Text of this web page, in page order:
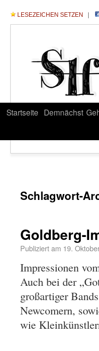
LESEZEICHEN SETZEN
Startseite Demnächst
Schlagwort-
Goldberg-
Publiziert am 19.
Impressionen
Auch bei der
großartiger
Newcomern,
wie